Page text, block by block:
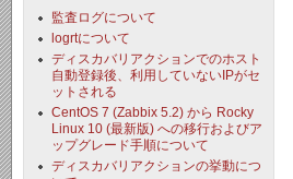
監査ログについて
logrtについて
ディスカバリアクションでのホスト
自動登録後、利用していないIPがセ
ットされる
CentOS 7 (Zabbix 5.2) から Rocky
Linux 10 (最新版) への移行およびア
ップグレード手順について
ディスカバリアクションの挙動につ